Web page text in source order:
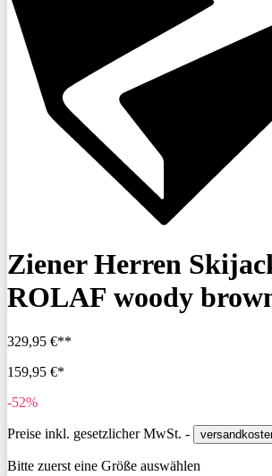
Ziener Herren
ROLAF woody
329,95 €**
159,95 €*
-52%
Preise inkl. gesetzlicher MwSt. -
Bitte zuerst eine Größe auswählen